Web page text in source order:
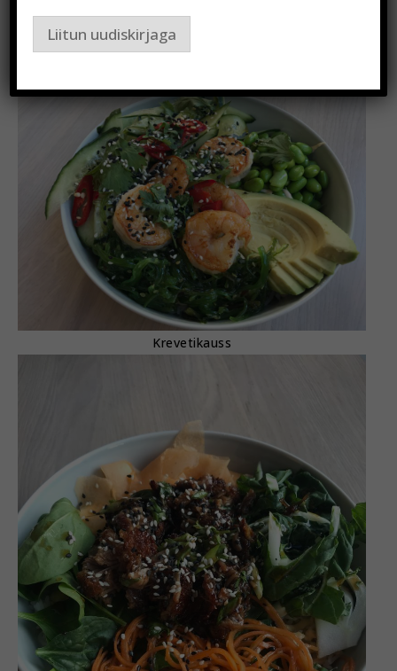
kastmega. Lemmikud kausid on kreveti ja
kanaga.
Krevetikauss
Liitun uudiskirjaga